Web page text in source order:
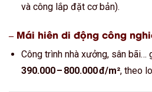
và công lắp đặt cơ bản).
– Mái hiên di động công
Công trình nhà xưởng, sân bãi…
390.000 – 800.000 đ/m², theo